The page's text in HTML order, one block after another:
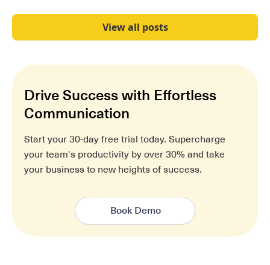
View all posts
Drive Success with Effortless
Communication
Start your 30-day free trial today. Supercharge
your team's productivity by over 30% and take
your business to new heights of success.
Book Demo